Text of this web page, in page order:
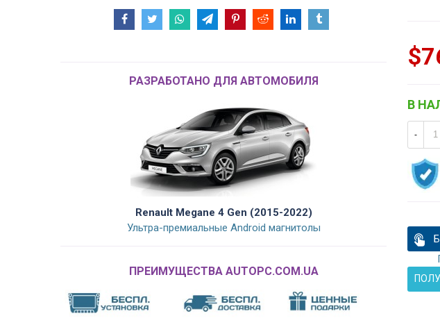
РАЗРАБОТАНО ДЛЯ АВТОМОБИЛЯ
Renault Megane 4 Gen (2015-2022)
Ультра-премиальные Android магнитолы
ПРЕИМУЩЕСТВА AUTOPC.COM.UA
В
-